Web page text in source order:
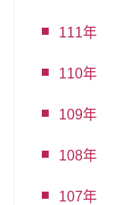
111年
110年
109年
108年
107年